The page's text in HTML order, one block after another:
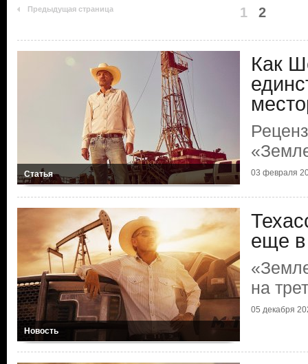
Предыдущая страница 1 2
Статья
Как
03 февраля
Новость
еще
на
05 декабря